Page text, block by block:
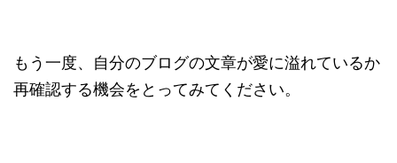
もう一度、自分のブログの文章が愛に溢れているか
再確認する機会をとってみてください。